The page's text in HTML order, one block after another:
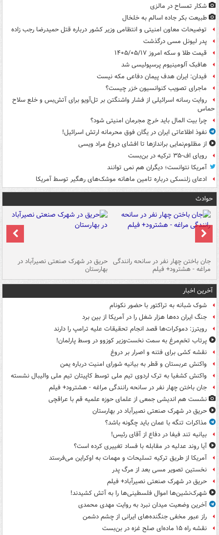
شکار تمساح در مالزی
طبیعت بکر جاده اسالم به خلخال
توضیحات معاون امنیتی و انتظامی وزیر کشور درباره قتل حمیدرضا رجب زاده
پدر لیونل مسی درگذشت
قیمت طلا و سکه امروز ۱۴۰۵/۰۵/۱۷
هافبک آلومینیوم پرسپولیسی شد
فیدان: ایران هدف پیمان دفاعی مکه نیست
ماجرای تصویب کنوانسیون خزر چیست؟
روایت رسانه اسرائیلی از فشار واشنگتن بر تل‌آویو برای آتش‌بس و خلع سلاح
حماس
چرا بیت المال باید خرج مجرمان امنیتی شود؟
نفوذ اطلاعاتی ایران در یگان فوق محرمانه ارتش اسرائیل!
از مظلوم‌نمایی براندازها تا افشای دروغ مراد ویسی
رویای اف-۳۵ ترکیه در بن‌بست
آمریکا نتوانست؛ دیگران هم نمی توانند
ادعای زلنسکی درباره تامین ماهانه موشک‌های رهگیر توسط آمریکا
حوادث
جان باختن چهار نفر در سانحه رانندگی
مراغه - هشترود+ فیلم
حریق در شهرک صنعتی نصیرآباد در
بهارستان
آخرین اخبار
شوک شبانه به تراکتور با حضور نکونام
جنگ ایران ده‌ها هزار شغل را در آمریکا از بین برد
رویترز: دموکرات‌ها قصد انجام تحقیقات علیه ترامپ را دارند
پرتاب تخم‌مرغ به سمت نخست‌وزیر کوزوو در وسط پارلمان!
نقشه کشی برای فتنه و اصرار بر دروغ
واکنش عربستان و قطر به بیانیه شورای امنیت درباره یمن
واکنش کشفیا به ترک اردوی تیم ملی توسط کاپیتان تیم ملی والیبال نشسته
جان باختن چهار نفر در سانحه رانندگی مراغه - هشترود+ فیلم
نشست هم اندیشی جمعی از علمای حوزه علمیه قم با عراقچی
حریق در شهرک صنعتی نصیرآباد در بهارستان
مذاکرات تنگه با عمان باید چگونه باشد؟
بیانیه تند فیفا در دفاع از آقای رئیس!
آیا روند عدلیه در مقابله با فساد تغییری کرده است؟
آمریکا از طریق ترکیه تسلیحات و مهمات به اوکراین می‌فرستد
نخستین تصویر مسی بعد از مرگ پدر
حریق در شهرک صنعتی نصیرآباد+ فیلم
شهرک‌نشین‌ها اموال فلسطینی‌ها را به آتش کشیدند!
آخرین وضعیت میدان نبرد به روایت مهدی محمدی
راز عبور مخفی جنگنده‌های ایرانی از چشم دشمن
نقشه راه ۱۵ ماده‌ای صلح غزه در بن‌بست